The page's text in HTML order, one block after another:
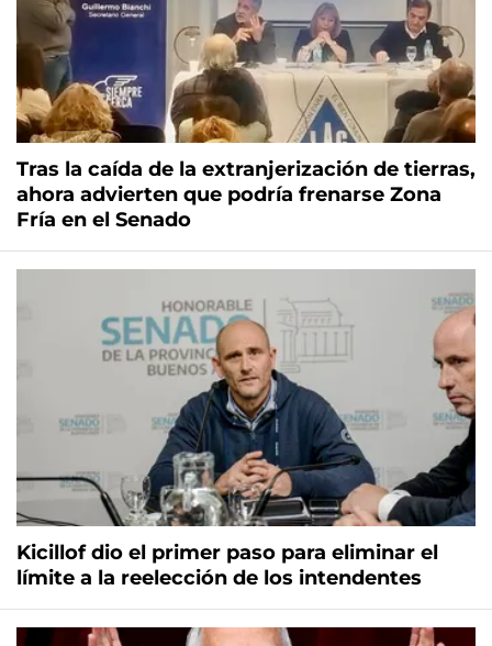
Tras la caída de la extranjerización de tierras,
ahora advierten que podría frenarse Zona
Fría en el Senado
Kicillof dio el primer paso para eliminar el
límite a la reelección de los intendentes